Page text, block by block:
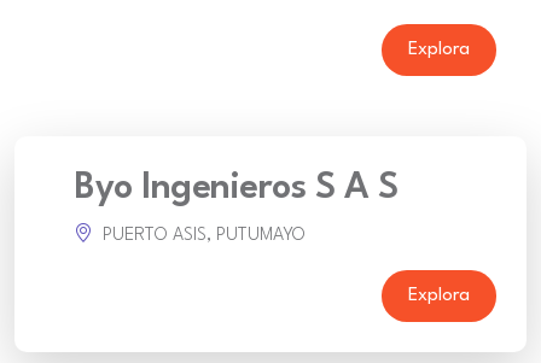
Explora
Byo Ingenieros S A S
PUERTO ASIS, PUTUMAYO
Explora